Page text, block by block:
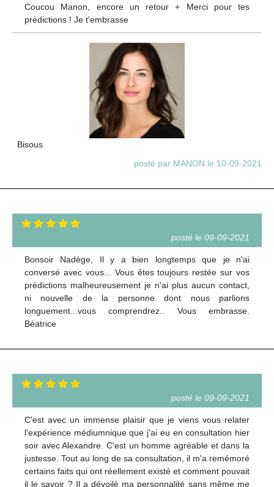
Coucou Manon, encore un retour + Merci pour tes
prédictions ! Je t'embrasse
Bisous
posté par MANON le 10-09-2021
posté le 09-09-2021
Bonsoir Nadège, Il y a bien longtemps que je n'ai
conversé avec vous... Vous êtes toujours restée sur vos
prédictions malheureusement je n'ai plus aucun contact,
ni nouvelle de la personne dont nous parlions
longuement...vous comprendrez.. Vous embrasse.
Béatrice
posté le 09-09-2021
C'est avec un immense plaisir que je viens vous relater
l'expérience médiumnique que j'ai eu en consultation hier
soir avec Alexandre. C'est un homme agréable et dans la
justesse. Tout au long de sa consultation, il m'a remémoré
certains faits qui ont réellement existé et comment pouvait
il le savoir ? Il a dévoilé ma personnalité sans même me